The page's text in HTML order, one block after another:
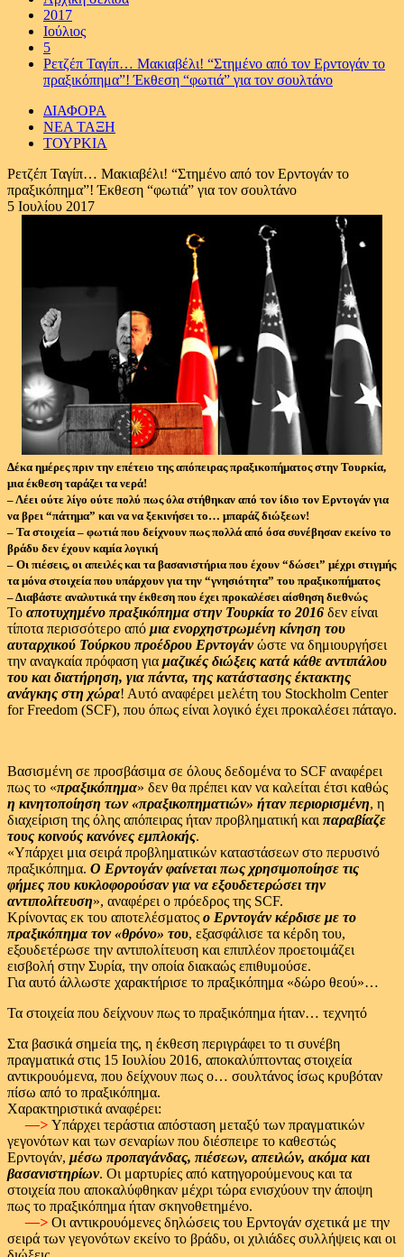
2017
Ιούλιος
5
Ρετζέπ Ταγίπ… Μακιαβέλι! “Στημένο από τον Ερντογάν το
πραξικόπημα”! Έκθεση “φωτιά” για τον σουλτάνο
ΔΙΑΦΟΡΑ
ΝΕΑ ΤΑΞΗ
ΤΟΥΡΚΙΑ
Ρετζέπ Ταγίπ… Μακιαβέλι! “Στημένο από τον Ερντογάν το
πραξικόπημα”! Έκθεση “φωτιά” για τον σουλτάνο
5 Ιουλίου 2017
Δέκα ημέρες πριν την επέτειο της απόπειρας πραξικοπήματος στην Τουρκία,
μια έκθεση ταράζει τα νερά!
– Λέει ούτε λίγο ούτε πολύ πως όλα στήθηκαν από τον ίδιο τον Ερντογάν για
να βρει “πάτημα” και να να ξεκινήσει το… μπαράζ διώξεων!
– Τα στοιχεία – φωτιά που δείχνουν πως πολλά από όσα συνέβησαν εκείνο το
βράδυ δεν έχουν καμία λογική
– Οι πιέσεις, οι απειλές και τα βασανιστήρια που έχουν “δώσει” μέχρι στιγμής
τα μόνα στοιχεία που υπάρχουν για την “γνησιότητα” του πραξικοπήματος
– Διαβάστε αναλυτικά την έκθεση που έχει προκαλέσει αίσθηση διεθνώς
Το αποτυχημένο πραξικόπημα στην Τουρκία το 2016 δεν είναι
τίποτα περισσότερο από μια ενορχηστρωμένη κίνηση του
αυταρχικού Τούρκου προέδρου Ερντογάνώστε να δημιουργήσει
την αναγκαία πρόφαση για μαζικές διώξεις κατά κάθε αντιπάλου
του και διατήρηση, για πάντα, της κατάστασης έκτακτης
ανάγκης στη χώρα! Αυτό αναφέρει μελέτη του Stockholm Center
for Freedom (SCF), που όπως είναι λογικό έχει προκαλέσει πάταγο.
Βασισμένη σε προσβάσιμα σε όλους δεδομένα το SCF αναφέρει
πως το «πραξικόπημα» δεν θα πρέπει καν να καλείται έτσι καθώς
η κινητοποίηση των «πραξικοπηματιών» ήταν περιορισμένη, η
διαχείριση της όλης απόπειρας ήταν προβληματική και παραβίαζε
τους κοινούς κανόνες εμπλοκής.
«Υπάρχει μια σειρά προβληματικών καταστάσεων στο περυσινό
πραξικόπημα. Ο Ερντογάν φαίνεται πως χρησιμοποίησε τις
φήμες που κυκλοφορούσαν για να εξουδετερώσει την
αντιπολίτευση», αναφέρει ο πρόεδρος της SCF.
Κρίνοντας εκ του αποτελέσματος ο Ερντογάν κέρδισε με το
πραξικόπημα τον «θρόνο» του, εξασφάλισε τα κέρδη του,
εξουδετέρωσε την αντιπολίτευση και επιπλέον προετοιμάζει
εισβολή στην Συρία, την οποία διακαώς επιθυμούσε.
Για αυτό άλλωστε χαρακτήρισε το πραξικόπημα «δώρο θεού»…
Τα στοιχεία που δείχνουν πως το πραξικόπημα ήταν… τεχνητό
Στα βασικά σημεία της, η έκθεση περιγράφει το τι συνέβη
πραγματικά στις 15 Ιουλίου 2016, αποκαλύπτοντας στοιχεία
αντικρουόμενα, που δείχνουν πως ο… σουλτάνος ίσως κρυβόταν
πίσω από το πραξικόπημα.
Χαρακτηριστικά αναφέρει:
—> Υπάρχει τεράστια απόσταση μεταξύ των πραγματικών
γεγονότων και των σεναρίων που διέσπειρε το καθεστώς
Ερντογάν, μέσω προπαγάνδας, πιέσεων, απειλών, ακόμα και
βασανιστηρίων. Οι μαρτυρίες από κατηγορούμενους και τα
στοιχεία που αποκαλύφθηκαν μέχρι τώρα ενισχύουν την άποψη
πως το πραξικόπημα ήταν σκηνοθετημένο.
—> Οι αντικρουόμενες δηλώσεις του Ερντογάν σχετικά με την
σειρά των γεγονότων εκείνο το βράδυ, οι χιλιάδες συλλήψεις και οι